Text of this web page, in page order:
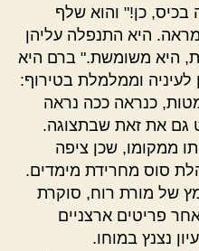
כן!" והוא שלף
היא התנפלה עליהן
היא משומשת." ברם היא
וממלמלת בטירוף:
כנראה ככה נראה
גם את זאת שבתצוגה.
ממקומו, שכן ציפה
סוס מחרידת מימדים.
של מורת רוח, סוקרת
פריטים ארצניים
נצנץ במוחו.